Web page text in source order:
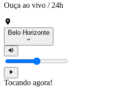
Ouça ao vivo / 24h
Belo Horizonte
Tocando agora!